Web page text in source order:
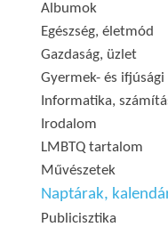
Albumok
Egészség, életmód
Gazdaság, üzlet
Gyermek- és
Informatika,
Irodalom
LMBTQ tartalom
Művészetek
Naptárak,
Publicisztika